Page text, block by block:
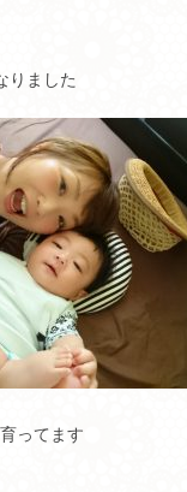
りました
ってます